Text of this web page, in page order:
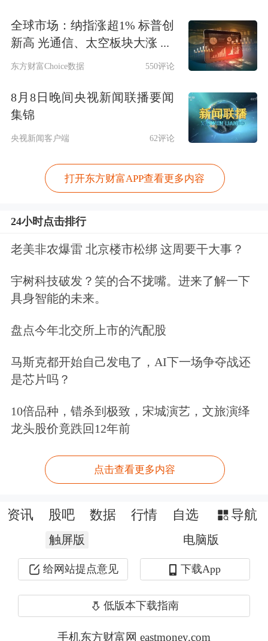
78股发布上半年业绩预告
据证券时报·数据宝统计，昨日晚间还
余家公司发布了上半年业绩预告相关数
据。截至目前，A股中有78家上市公司
已经发布了上半年业绩预告，其中58股
业绩预喜（包含预增、略增、续盈，扭
亏）。
按照预告净利润中值来看，工业富联、
立讯精密
胶、三花智控的净利润规模居前，均超
20亿元。
立讯精密的净利润仅次于工业富联，公
至67.45亿元，同比增长约20%至25%。
华友钴业预计2025年上半年归母净利润
盈利26亿元至28亿元，同比增长55.62%
至67.59%。公司业绩增长主要受益于公
司产业一体化经营优势的持续释放、钴
全球市场：纳指涨超1% 标普创
新高 光通信、太空板块大涨 ...
东方财富Choice数据 550评论
8月8日晚间央视新闻联播要闻
集锦
央视新闻客户端 62评论
打开东方财富APP查看更多内容
24小时点击排行
老美非农爆雷 北京楼市松绑 这周要干大事？
宇树科技破发？笑的合不拢嘴。进来了解一下
具身智能的未来。
盘点今年北交所上市的汽配股
马斯克都开始自己发电了，AI下一场争夺战还
是芯片吗？
10倍品种，错杀到极致，宋城演艺，文旅演绎
龙头股价竟跌回12年前
点击查看更多内容
资讯 股吧 数据 行情 自选 导航
触屏版 电脑版
给网站提点意见 下载App
低版本下载指南
手机东方财富网 eastmoney.com